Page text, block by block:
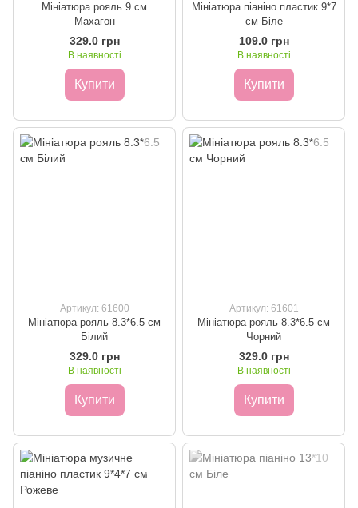
Мініатюра рояль 9 см
Махагон
329.0 грн
В наявності
Купити
Мініатюра піаніно пластик 9*7
см Біле
109.0 грн
В наявності
Купити
Артикул: 61600
Мініатюра рояль 8.3*6.5 см
Білий
329.0 грн
В наявності
Купити
Артикул: 61601
Мініатюра рояль 8.3*6.5 см
Чорний
329.0 грн
В наявності
Купити